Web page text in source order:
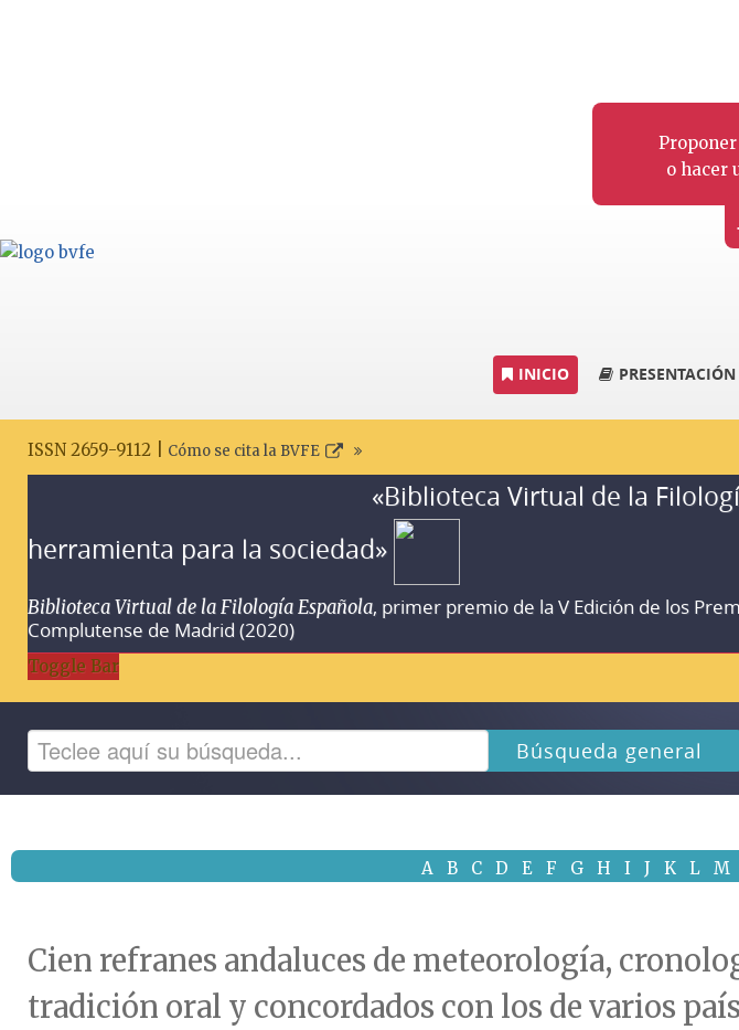
o hacer
INICIO PRESENTACIÓN
ISSN 2659-9112 | Cómo se cita la BVFE
«Biblioteca Virtual de la
herramienta para la sociedad»
Biblioteca Virtual de la Filología Española, primer premio de la V Edición de los
Complutense de Madrid (2020)
Toggle Bar
Búsqueda general
A B C D E F G H I J K L M
Cien refranes andaluces de meteorología,
tradición oral y concordados con los de varios